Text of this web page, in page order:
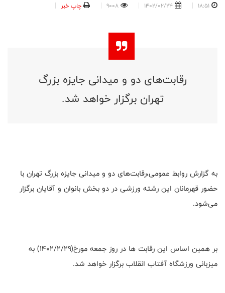
18:51
1402/02/24
9008 چاپ خبر
رقابت‌های دو و میدانی جایزه بزرگ
تهران برگزار خواهد شد.
به گزارش روابط عمومی،رقابت‌های دو و میدانی جایزه بزرگ تهران با
حضور قهرمانان این رشته ورزشی در دو بخش بانوان و آقایان برگزار
می‌شود.
بر همین اساس این رقابت ها در روز جمعه مورخ(۱۴۰۲/۲/۲۹) به
میزبانی ورزشگاه آفتاب انقلاب برگزار خواهد شد.